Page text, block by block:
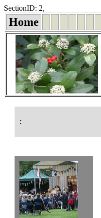
SectionID: 2,
Home
: